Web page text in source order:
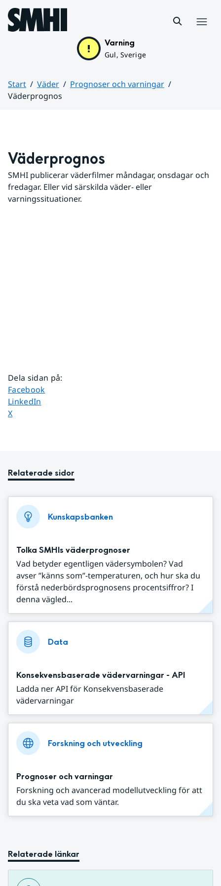
Hoppa till sidans innehåll
Varning
Gul, Sverige
Start Väder
Prognoser och varningar
Väderprognos
Väderprognos
SMHI publicerar väderfilmer måndagar, onsdagar och
fredagar. Eller vid särskilda väder- eller
varningssituationer.
Dela sidan på:
Dela sidan på
Facebook
Dela sidan på
LinkedIn
Dela sidan på
X
Relaterade sidor
Kunskapsbanken
Tolka SMHIs väderprognoser
Vad betyder egentligen vädersymbolen? Vad
avser ”känns som”-temperaturen, och hur ska du
förstå nederbördsprognosens procentsiffror? I
denna vägled...
Data
Konsekvensbaserade vädervarningar - API
Ladda ner API för Konsekvensbaserade
vädervarningar
Forskning och utveckling
Prognoser och varningar
Forskning och avancerad modellutveckling för att
du ska veta vad som väntar.
Relaterade länkar